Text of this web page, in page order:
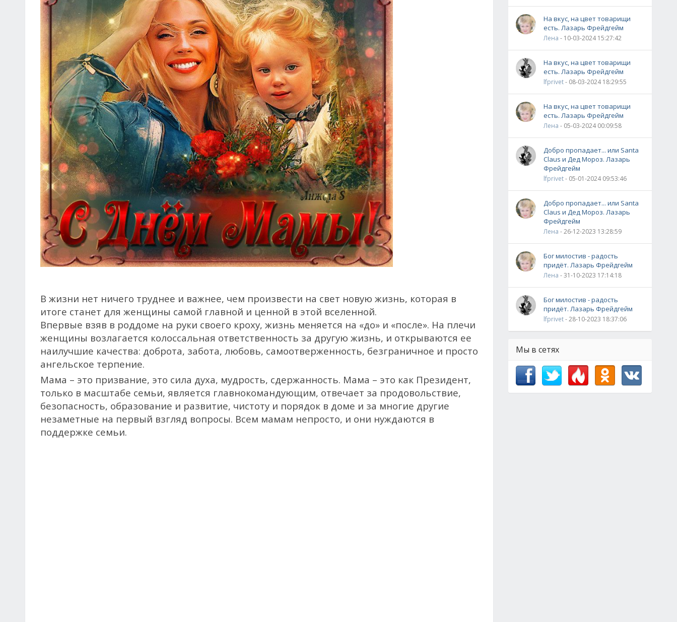
В жизни нет ничего труднее и важнее, чем произвести на свет новую жизнь, которая в
итоге станет для женщины самой главной и ценной в этой вселенной.
Впервые взяв в роддоме на руки своего кроху, жизнь меняется на «до» и «после». На плечи
женщины возлагается колоссальная ответственность за другую жизнь, и открываются ее
наилучшие качества: доброта, забота, любовь, самоотверженность, безграничное и просто
ангельское терпение.
Мама – это призвание, это сила духа, мудрость, сдержанность. Мама – это как Президент,
только в масштабе семьи, является главнокомандующим, отвечает за продовольствие,
безопасность, образование и развитие, чистоту и порядок в доме и за многие другие
незаметные на первый взгляд вопросы. Всем мамам непросто, и они нуждаются в
поддержке семьи.
На вкус, на цвет товарищи
есть. Лазарь Фрейдгейм
Лена - 10-03-2024 15:27:42
На вкус, на цвет товарищи
есть. Лазарь Фрейдгейм
lfprivet- 08-03-2024 18:29:55
На вкус, на цвет товарищи
есть. Лазарь Фрейдгейм
Лена - 05-03-2024 00:09:58
Добро пропадает... или Santa
Claus и Дед Мороз. Лазарь
Фрейдгейм
lfprivet- 05-01-2024 09:53:46
Добро пропадает... или Santa
Claus и Дед Мороз. Лазарь
Фрейдгейм
Лена - 26-12-2023 13:28:59
Бог милостив - радость
придёт. Лазарь Фрейдгейм
Лена - 31-10-2023 17:14:18
Бог милостив - радость
придёт. Лазарь Фрейдгейм
lfprivet- 28-10-2023 18:37:06
Мы в сетях